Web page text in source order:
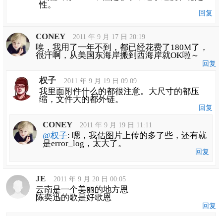
性。
回复
CONEY 2011 年 9 月 17 日 20:19
唉，我用了一年不到，都已经花费了180M了，
很汗啊，从美国东海岸搬到西海岸就OK啦～
回复
权子 2011 年 9 月 19 日 09:09
我里面附件什么的都很注意。大尺寸的都压
缩，文件大的都外链。
回复
CONEY 2011 年 9 月 19 日 11:11
@权子: 嗯，我估图片上传的多了些，还有就
是error_log，太大了。
回复
JE 2011 年 9 月 20 日 00:05
云南是一个美丽的地方恩
陈奕迅的歌是好歌恩
回复